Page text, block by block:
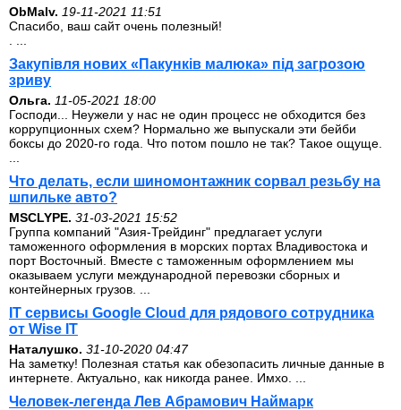
ОbMalv. 19-11-2021 11:51
Спасибо, ваш сайт очень полезный!
Закупівля нових «Пакунків малюка» під загрозою
зриву
Ольга. 11-05-2021 18:00
Господи... Неужели у нас не один процесс не обходится без
коррупционных схем? Нормально же выпускали эти бейби
боксы до 2020-го года. Что потом пошло не так? Такое ощуще.
Что делать, если шиномонтажник сорвал резьбу на
шпильке авто?
MSCLYPE. 31-03-2021 15:52
Группа компаний "Азия-Трейдинг" предлагает услуги
таможенного оформления в морских портах Владивостока и
порт Восточный. Вместе с таможенным оформлением мы
оказываем услуги международной перевозки сборных и
контейнерных грузов. ...
IT сервисы Google Cloud для рядового сотрудника
от Wise IT
Наталушко. 31-10-2020 04:47
На заметку! Полезная статья как обезопасить личные данные в
интернете. Актуально, как никогда ранее. Имхо. ...
Человек-легенда Лев Абрамович Наймарк